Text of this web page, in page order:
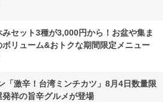
みセット3種が3,000円から！お盆や集ま
ボリューム&おトクな期間限定メニュー
「激辛！台湾ミンチカツ」8月4日数量限
祥の旨辛グルメが登場